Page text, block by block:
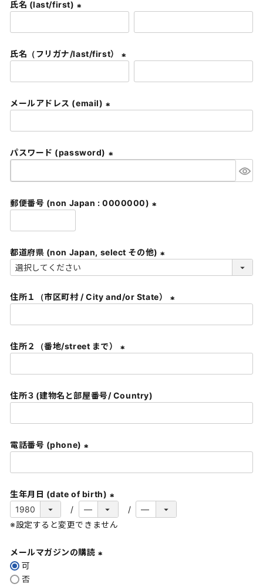
氏名 (last/first)
必
)
氏名（フリガナ/last/first）
必
)
メールアドレス (email)
必
)
パスワード (password)
必
須
郵便番号 (non Japan : 0000000)
須
)
都道府県 (non Japan, select その他)
須
住所１（市区町村 / City and/or State）
必
)
住所２（番地/street まで）
必
)
住所３(建物名と部屋番号/ Country)
電話番号 (phone)
必
須
)
生年月日 (date of birth)
(
必
※設定すると変更できません
メールマガジンの購読
可
否